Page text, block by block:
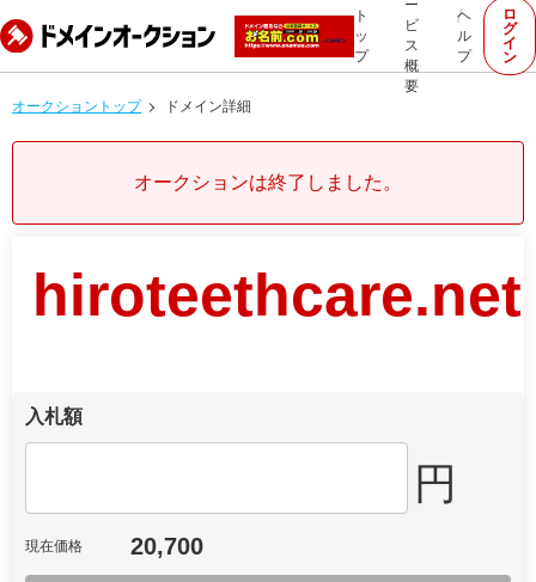
ト
ッ
プ
ー
ビ
ス
概
要
ヘ
ル
プ
ロ
グ
イ
ン
オークショントップ ドメイン詳細
オークションは終了しました。
hiroteethcare.net
入札額
円
現在価格 20,700